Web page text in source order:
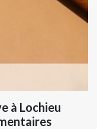
à Lochieu